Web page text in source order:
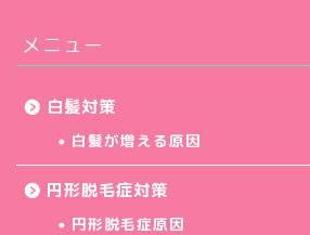
メニュー
白髪対策
白髪が増える原因
円形脱毛症対策
円形脱毛症原因